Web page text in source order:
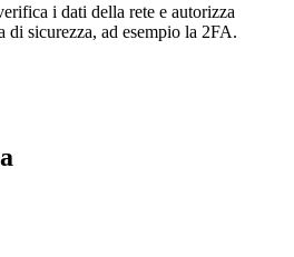
i dati della rete e autorizza
di sicurezza, ad esempio la 2FA.